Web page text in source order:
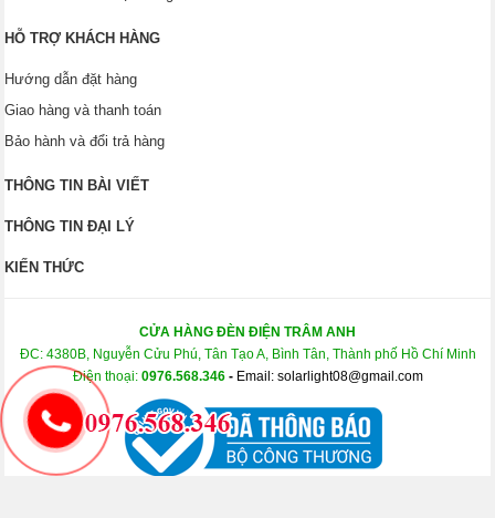
HỖ TRỢ KHÁCH HÀNG
Hướng dẫn đặt hàng
Giao hàng và thanh toán
Bảo hành và đổi trả hàng
THÔNG TIN BÀI VIẾT
THÔNG TIN ĐẠI LÝ
KIẾN THỨC
CỬA HÀNG ĐÈN ĐIỆN TRÂM ANH
ĐC: 4380B, Nguyễn Cửu Phú, Tân Tạo A, Bình Tân, Thành phố Hồ Chí Minh
Điện thoại: 0976.568.346- Email: solarlight08@gmail.com